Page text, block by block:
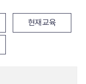
현재교육